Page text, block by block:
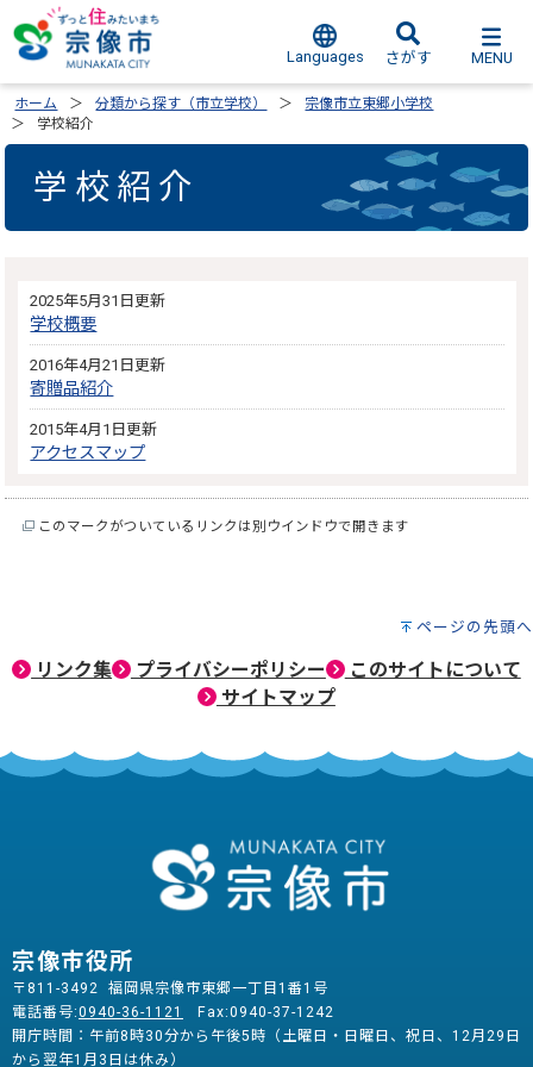
Languages さがす MENU
ホーム 分類から探す（市立学校）
宗像市立東郷小学校
学校紹介
学校紹介
2025年5月31日更新
学校概要
2016年4月21日更新
寄贈品紹介
2015年4月1日更新
アクセスマップ
このマークがついているリンクは別ウインドウで開きます
ページの先頭へ
リンク集 プライバシーポリシー
このサイトについて
サイトマップ
宗像市役所
〒811-3492 福岡県宗像市東郷一丁目1番1号
電話番号:0940-36-1121
Fax:0940-37-1242
開庁時間：午前8時30分から午後5時（土曜日・日曜日、祝日、12月29日
から翌年1月3日は休み）